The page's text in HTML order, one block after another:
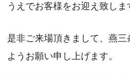
うえでお客様をお迎え致しま
是非ご来場頂きまして、燕
ようお願い申し上げます。